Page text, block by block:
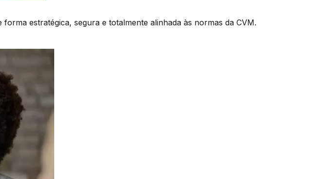
estratégica, segura e totalmente alinhada às normas da CVM.